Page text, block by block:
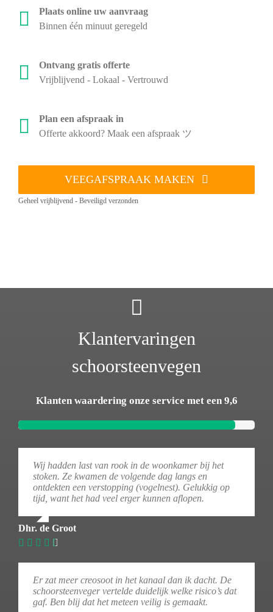
Plaats online uw aanvraag
Binnen één minuut geregeld
Ontvang gratis offerte
Vrijblijvend - Lokaal - Vertrouwd
Plan een afspraak in
Offerte akkoord? Maak een afspraak ツ
VEEGAFSPRAAK MAKEN
Geheel vrijblijvend - Beveiligd verzonden
Klantervaringen
schoorsteenvegen
Klanten waardering onze service met een 9,6
Wij hadden last van rook in de woonkamer bij het
stoken. Ze kwamen de volgende dag langs en
ontdekten een verstopping (vogelnest). Gelukkig op
tijd, want het had veel erger kunnen aflopen.
Dhr. de Groot
Er zat meer creosoot in het kanaal dan ik dacht. De
schoorsteenveger vertelde duidelijk welke risico’s dat
gaf. Ben blij dat het meteen veilig is gemaakt.